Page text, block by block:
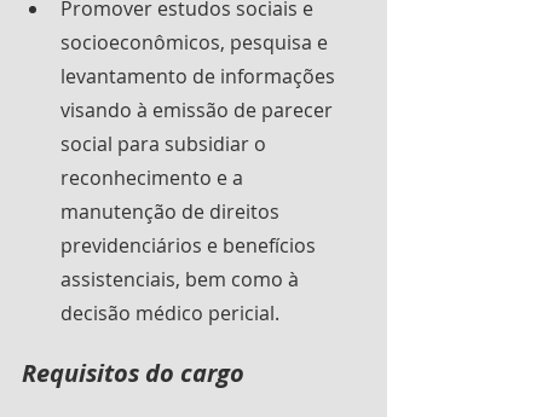
Promover estudos sociais e
socioeconômicos, pesquisa e
levantamento de informações
visando à emissão de parecer
social para subsidiar o
reconhecimento e a
manutenção de direitos
previdenciários e benefícios
assistenciais, bem como à
decisão médico pericial.
Requisitos do cargo